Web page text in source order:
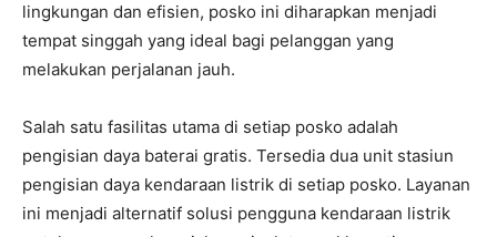
lingkungan dan efisien, posko ini diharapkan menjadi
tempat singgah yang ideal bagi pelanggan yang
melakukan perjalanan jauh.
Salah satu fasilitas utama di setiap posko adalah
pengisian daya baterai gratis. Tersedia dua unit stasiun
pengisian daya kendaraan listrik di setiap posko. Layanan
ini menjadi alternatif solusi pengguna kendaraan listrik